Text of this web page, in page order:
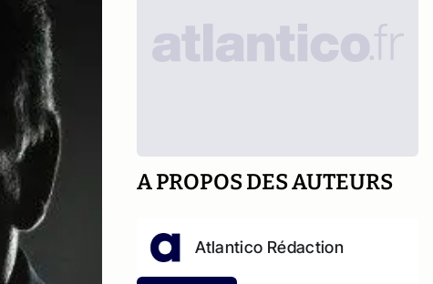
A PROPOS DES AUTEURS
Atlantico Rédaction